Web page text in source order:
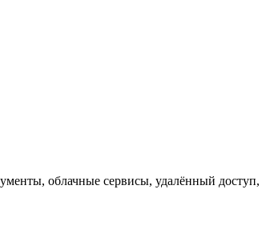
облачные сервисы, удалённый доступ,